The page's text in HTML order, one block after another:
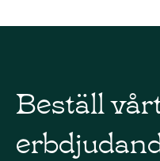
Beställ